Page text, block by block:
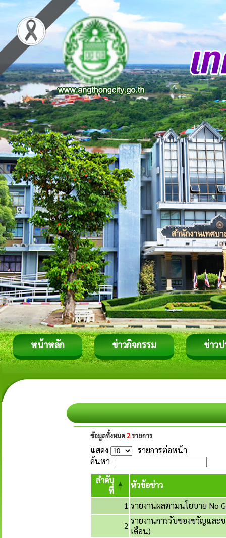
หน้าหลัก ข่าวกิจกรรม ข่าว
ข้อมูลทั้งหมด 2รายการ
แสดง
รายการต่อหน้า
ค้นหา
ลำดับ
ที่
หัวข้อข่าว
1 รายงานผลตามนโยบาย No
2 รายงานการรับของขวัญและ
เดือน)